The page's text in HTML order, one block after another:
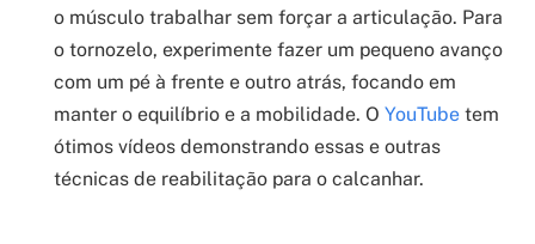
o músculo trabalhar sem forçar a articulação. Para
o tornozelo, experimente fazer um pequeno avanço
com um pé à frente e outro atrás, focando em
manter o equilíbrio e a mobilidade. O YouTube tem
ótimos vídeos demonstrando essas e outras
técnicas de reabilitação para o calcanhar.